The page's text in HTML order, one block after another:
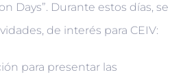
Days”. Durante estos días, se
de interés para CEIV:
para presentar las